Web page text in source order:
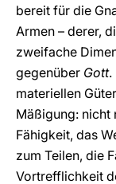
bereit für die
Armen – derer,
zweifache
gegenüber Gott.
materiellen
Mäßigung: nicht
Fähigkeit, das
zum Teilen, die
Vortrefflichkeit